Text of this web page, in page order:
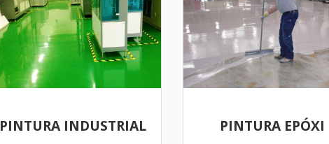
PINTURA INDUSTRIAL PINTURA EPÓXI